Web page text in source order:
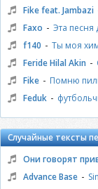
Fike feat. Jambazi
Faxo - Эта песня
f140 - Ты моя
Feride Hilal Akin -
Fike - Помню
Feduk -
Случайные тексты
Они говорят
Advance Base -